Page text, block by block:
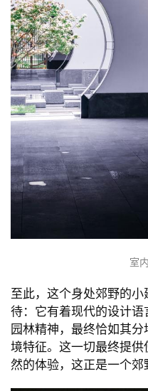
室
至此，这个身处郊野的
待：它有着现代的设计语